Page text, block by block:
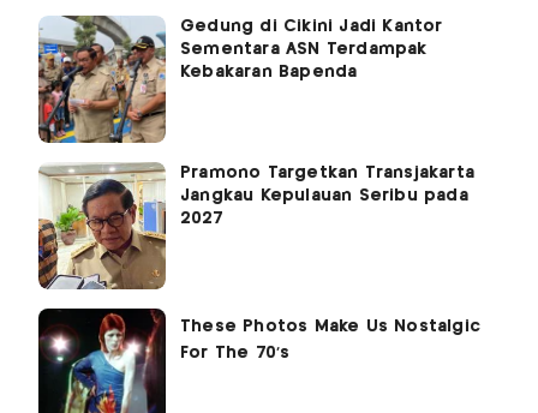
Gedung di Cikini Jadi Kantor
Sementara ASN Terdampak
Kebakaran Bapenda
Pramono Targetkan Transjakarta
Jangkau Kepulauan Seribu pada
2027